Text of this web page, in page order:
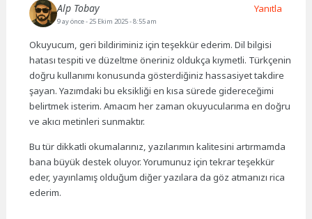
Alp Tobay
9 ay önce- 25 Ekim 2025 - 8:55 am
Okuyucum, geri bildiriminiz için teşekkür ederim. Dil bilgisi
hatası tespiti ve düzeltme öneriniz oldukça kıymetli. Türkçenin
doğru kullanımı konusunda gösterdiğiniz hassasiyet takdire
şayan. Yazımdaki bu eksikliği en kısa sürede gidereceğimi
belirtmek isterim. Amacım her zaman okuyucularıma en doğru
ve akıcı metinleri sunmaktır.
Bu tür dikkatli okumalarınız, yazılarımın kalitesini artırmamda
bana büyük destek oluyor. Yorumunuz için tekrar teşekkür
eder, yayınlamış olduğum diğer yazılara da göz atmanızı rica
ederim.
Yanıtla